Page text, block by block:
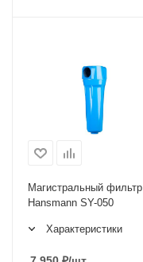
Магистральный фильтр
Hansmann SY-050
Характеристики